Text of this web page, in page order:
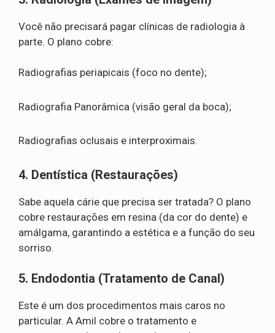
Você não precisará pagar clínicas de radiologia à
parte. O plano cobre:
Radiografias periapicais (foco no dente);
Radiografia Panorâmica (visão geral da boca);
Radiografias oclusais e interproximais.
4. Dentística (Restaurações)
Sabe aquela cárie que precisa ser tratada? O plano
cobre restaurações em resina (da cor do dente) e
amálgama, garantindo a estética e a função do seu
sorriso.
5. Endodontia (Tratamento de Canal)
Este é um dos procedimentos mais caros no
particular. A Amil cobre o tratamento e